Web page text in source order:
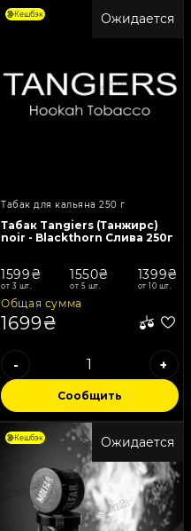
Ожидается
Кешбэк
Табак для кальяна 250 г
Табак Tangiers (Танжирс)
noir - Blackthorn Слива 250г
1599₴
от 3 шт.
1550₴
от 5 шт.
1399₴
от 10 шт.
Общая сумма
1699₴
- +
Сообщить
Ожидается
Кешбэк